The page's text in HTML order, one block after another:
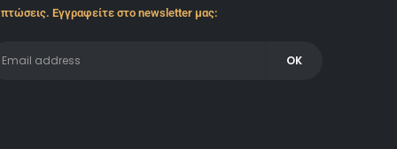
Εγγραφείτε στο newsletter μας: